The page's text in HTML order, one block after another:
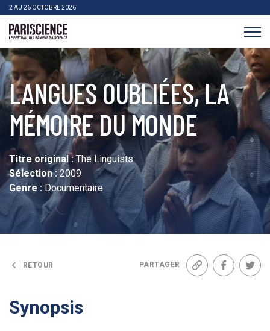
>Aller au contenu
2 AU 26 OCTOBRE 2026
LANGUES OUBLIÉES, LA
MÉMOIRE DU MONDE
Titre original : The Linguists
Sélection :2009
Genre : Documentaire
RETOUR PARTAGER
Lien Facebook
Synopsis
Panneau de gestion des cookies